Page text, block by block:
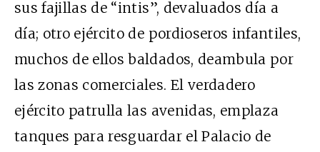
sus fajillas de “intis”, devaluados día a
día; otro ejército de pordioseros infantiles,
muchos de ellos baldados, deambula por
las zonas comerciales. El verdadero
ejército patrulla las avenidas, emplaza
tanques para resguardar el Palacio de